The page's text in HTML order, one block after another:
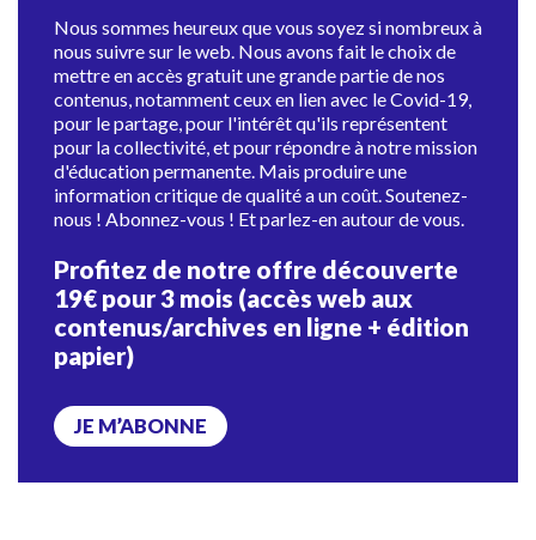
Nous sommes heureux que vous soyez si nombreux à
nous suivre sur le web. Nous avons fait le choix de
mettre en accès gratuit une grande partie de nos
contenus, notamment ceux en lien avec le Covid-19,
pour le partage, pour l'intérêt qu'ils représentent
pour la collectivité, et pour répondre à notre mission
d'éducation permanente. Mais produire une
information critique de qualité a un coût. Soutenez-
nous ! Abonnez-vous ! Et parlez-en autour de vous.
Profitez de notre offre découverte
19€ pour 3 mois (accès web aux
contenus/archives en ligne + édition
papier)
JE M’ABONNE